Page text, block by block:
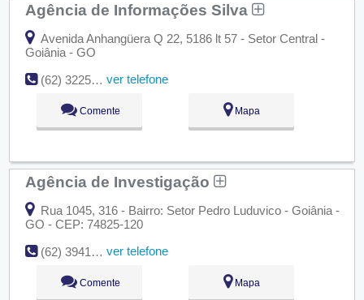
Agência de Informações Silva
Avenida Anhangüera Q 22, 5186 lt 57 - Setor Central -
Goiânia - GO
(62) 3225-1314
ver telefone
Comente Mapa
Agência de Investigação
Rua 1045, 316 - Bairro: Setor Pedro Luduvico - Goiânia -
GO - CEP: 74825-120
(62) 3941-9800
ver telefone
Comente Mapa